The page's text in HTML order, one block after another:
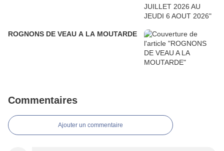
ROGNONS DE VEAU A LA MOUTARDE
Commentaires
Ajouter un commentaire